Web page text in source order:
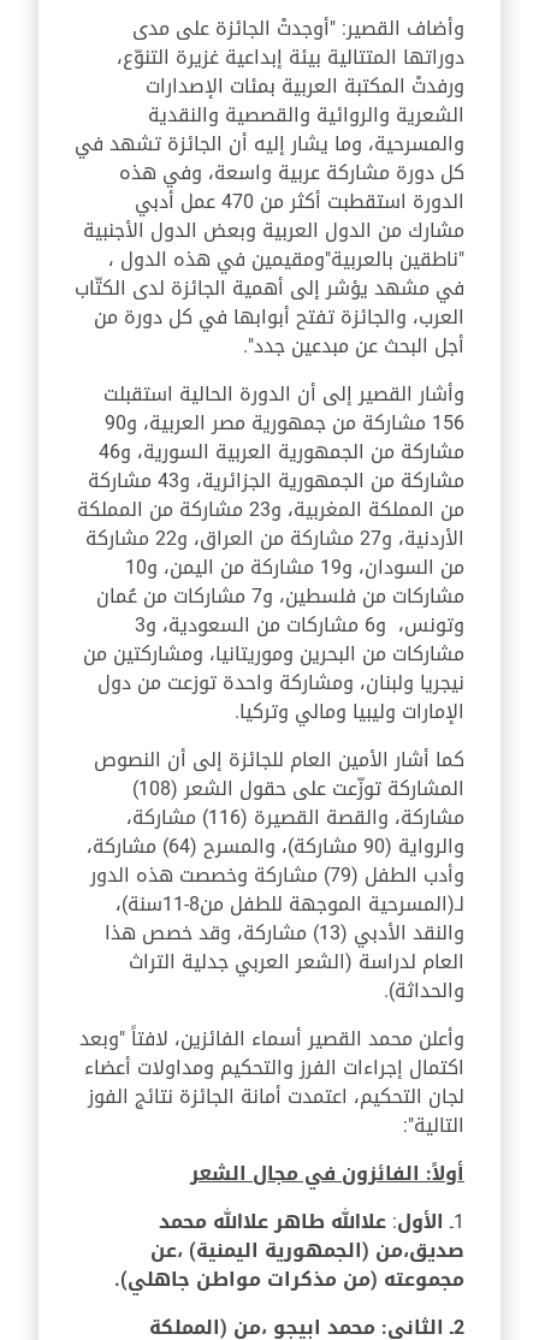
وأضاف القصير: "أوجدتْ الجائزة على مدى
دوراتها المتتالية بيئة إبداعية غزيرة التنوّع،
ورفدتْ المكتبة العربية بمئات الإصدارات
الشعرية والروائية والقصصية والنقدية
والمسرحية، وما يشار إليه أن الجائزة تشهد في
كل دورة مشاركة عربية واسعة، وفي هذه
الدورة استقطبت أكثر من 470 عمل أدبي
مشارك من الدول العربية وبعض الدول الأجنبية
"ناطقين بالعربية"ومقيمين في هذه الدول ،
في مشهد يؤشر إلى أهمية الجائزة لدى الكتّاب
العرب، والجائزة تفتح أبوابها في كل دورة من
أجل البحث عن مبدعين جدد".
وأشار القصير إلى أن الدورة الحالية استقبلت
156 مشاركة من جمهورية مصر العربية، و90
مشاركة من الجمهورية العربية السورية، و46
مشاركة من الجمهورية الجزائرية، و43 مشاركة
من المملكة المغربية، و23 مشاركة من المملكة
الأردنية، و27 مشاركة من العراق، و22 مشاركة
من السودان، و19 مشاركة من اليمن، و10
مشاركات من فلسطين، و7 مشاركات من عُمان
وتونس، و6 مشاركات من السعودية، و3
مشاركات من البحرين وموريتانيا، ومشاركتين من
نيجريا ولبنان، ومشاركة واحدة توزعت من دول
الإمارات وليبيا ومالي وتركيا.
كما أشار الأمين العام للجائزة إلى أن النصوص
المشاركة توزّعت على حقول الشعر (108)
مشاركة، والقصة القصيرة (116) مشاركة،
والرواية (90 مشاركة)، والمسرح (64) مشاركة،
وأدب الطفل (79) مشاركة وخصصت هذه الدور
لـ(المسرحية الموجهة للطفل من8-11سنة)،
والنقد الأدبي (13) مشاركة، وقد خصص هذا
العام لدراسة (الشعر العربي جدلية التراث
والحداثة).
وأعلن محمد القصير أسماء الفائزين، لافتاً "وبعد
اكتمال إجراءات الفرز والتحكيم ومداولات أعضاء
لجان التحكيم، اعتمدت أمانة الجائزة نتائج الفوز
التالية":
أولاً:الفائزون في مجال الشعر
1ـ الأول:علاالله طاهر علاالله محمد
صديق،من (الجمهورية اليمنية) ،عن
مجموعته (من مذكرات مواطن جاهلي).
2ـ الثاني: محمد ابيجو ،من (المملكة